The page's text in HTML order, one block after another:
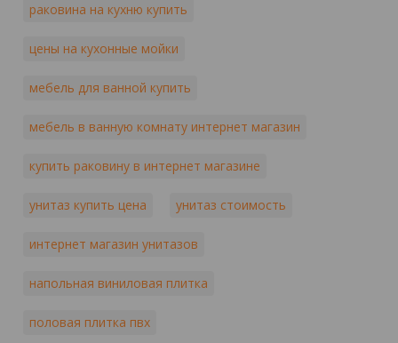
раковина на кухню купить
цены на кухонные мойки
мебель для ванной купить
мебель в ванную комнату интернет магазин
купить раковину в интернет магазине
унитаз купить цена унитаз стоимость
интернет магазин унитазов
напольная виниловая плитка
половая плитка пвх